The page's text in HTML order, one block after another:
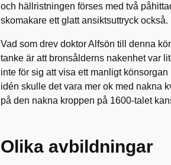
och hällristningen förses med två
skomakare ett glatt ansiktsuttryck också.
Vad som drev doktor Alfsön till denna
tanke är att bronsålderns nakenhet var
inte för sig att visa ett manligt
idén skulle det vara mer ok med nakna
på den nakna kroppen på 1600-talet
Olika avbildningar